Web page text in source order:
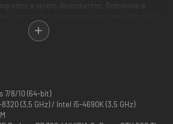
a serem descobertos. Sobreviva a
devastado. Enfrente essa nova ameaça,
completamente novas, novos conjuntos
para atualizar e personalizar a maneira
7/8/10 (64-bit)
8320 (3,5 GHz) / Intel i5-4690K (3,5 GHz)